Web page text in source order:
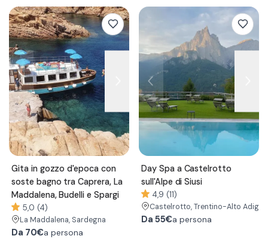
Gita in gozzo d'epoca con
soste bagno tra Caprera, La
Maddalena, Budelli e Spargi
5,0 (4)
La Maddalena, Sardegna
Da 70€a persona
Day Spa a Castelrotto
sull'Alpe di Siusi
4,9 (11)
Castelrotto, Trentino-Alto Adige
Da 55€a persona